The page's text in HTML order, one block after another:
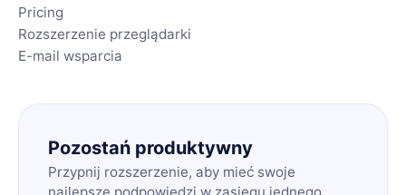
Pricing
Rozszerzenie przeglądarki
E-mail wsparcia
Pozostań produktywny
Przypnij rozszerzenie, aby mieć swoje